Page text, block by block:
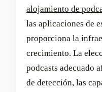
alojamiento de
las aplicaciones de
proporciona la
crecimiento. La
podcasts adecuado
de detección, las